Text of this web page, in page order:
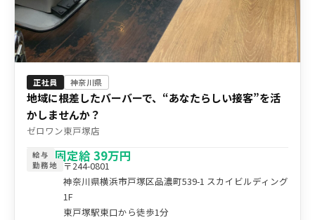
正社員 神奈川県
地域に根差したバーバーで、“あなたらしい接客”を活
かしませんか？
ゼロワン東戸塚店
給与 固定給 39万円
勤務地
〒244-0801
神奈川県横浜市戸塚区品濃町539-1 スカイビルディング
1F
東戸塚駅東口から徒歩1分